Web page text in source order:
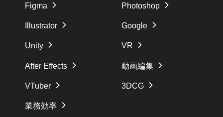
Figma Photoshop
Illustrator Google
Unity VR
After Effects 動画編集
VTuber 3DCG
業務効率